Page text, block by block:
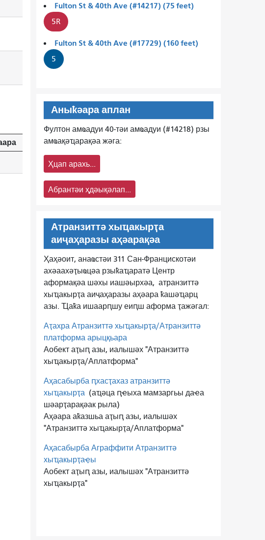
Fulton St & 40th Ave (#14217) (75 feet)
5R
Fulton St & 40th Ave (#17729) (160 feet)
5
Аныҟәара аплан
Фултон амҩадуи 40-тәи амҩадуи (#14218) рзы
амҩақәҵарақәа жәга:
Ҳцап арахь...
Абрантәи ҳдәықәлап...
Атранзиттә хыҵакырҭа
аиҷаҳаразы аҳәарақәа
Ҳаҳәоит, анаҩстәи 311 Сан-Францискотәи
ахәаахәҭыҩцәа рзыҟаҵаратә Центр
аформақәа шәхы иашәырхәа, атранзиттә
хыҵакырҭа аиҷаҳаразы аҳәара ҟашәҵарц
азы. Ҵаҟа ишаарԥшу еиԥш аформа ҭажәгал:
Аҭахра Атранзиттә хыҵакырҭа/Атранзиттә
платформа арыцқьара
Аобект аҭыԥ азы, иалышәх "Атранзиттә
хыҵакырҭа/Аплатформа"
Аҳасабырба ԥхасҭахаз атранзиттә
хыҵакырҭа(аҵәца ԥҽыха мамзаргьы даҽа
шәарҭарақәак рыла)
Аҳәара аҟазшьа аҭыԥ азы, иалышәх
"Атранзиттә хыҵакырҭа/Аплатформа"
Аҳасабырба Аграффити Атранзиттә
хыҵакырҭаҿы
Аобект аҭыԥ азы, иалышәх "Атранзиттә
хыҵакырҭа"